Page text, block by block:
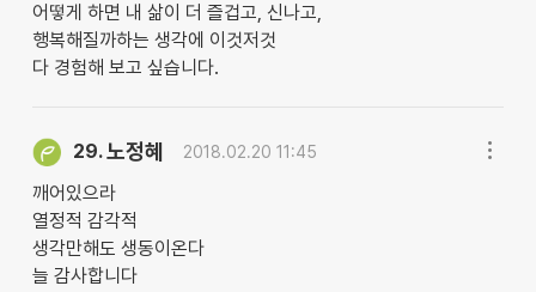
어떻게 하면 내 삶이 더 즐겁고, 신나고,
행복해질까하는 생각에 이것저것
다 경험해 보고 싶습니다.
29.노정혜 2018.02.20 11:45
깨어있으라
열정적 감각적
생각만해도 생동이온다
늘 감사합니다